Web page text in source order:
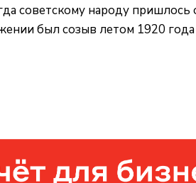
советскому народу
был созыв летом 1920 года